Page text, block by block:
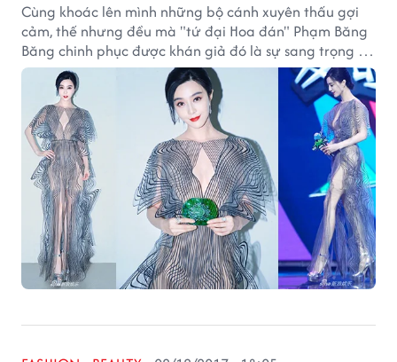
Cùng khoác lên mình những bộ cánh xuyên thấu gợi
cảm, thế nhưng đều mà "tứ đại Hoa đán" Phạm Băng
Băng chinh phục được khán giả đó là sự sang trọng và
tinh tế. Trong khi đó, các người đẹp Vbiz dường như
thiếu đi hai yếu tố quan trọng đó vì kiểu dáng rườm rà,
"nhấn chìm" vóc dáng.